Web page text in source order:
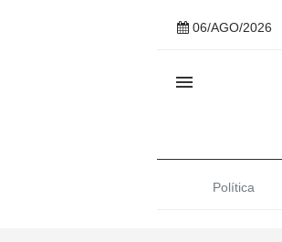
06/AGO/2026

Política